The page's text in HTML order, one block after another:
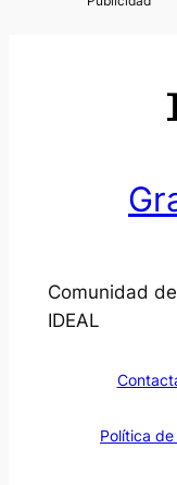
Comunidad
IDEAL
Política